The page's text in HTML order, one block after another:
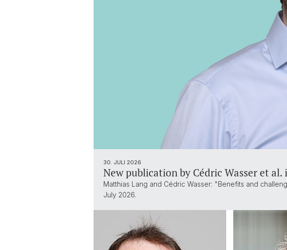
30. JULI 2026
New publication by Cédric Wasser et
Matthias Lang and Cédric Wasser: "Benefits and
July 2026.